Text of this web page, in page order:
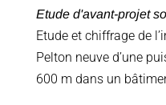
Etude d'avant-projet
Etude et chiffrage de
Pelton neuve d’une
600 m dans un